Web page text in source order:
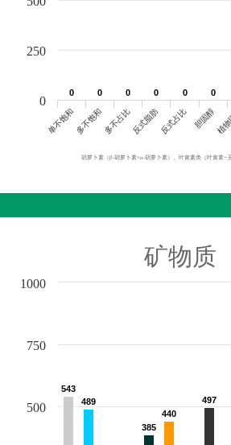
胡萝卜素（β-胡萝卜素+α-胡萝卜素）、叶黄素类（叶黄素+
0
0 0
0 0
0 0
0 0
0 0
0
单不饱和多不饱和多不占比反式脂肪反式占比 胆固醇植
0
250
矿物质
543
543
489
489
385
385
440
440
497
497
500
750
1000